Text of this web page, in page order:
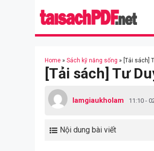
Home » Sách kỹ năng sống » [Tải sách]
[Tải sách] Tư
lamgiaukholam 11:10 -
Nội dung bài viết